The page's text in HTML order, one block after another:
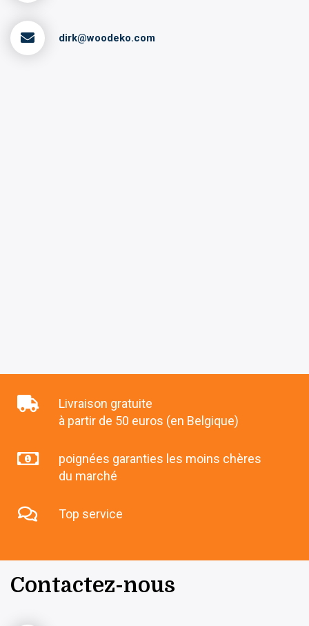
dirk@woodeko.com
Livraison gratuite
à partir de 50 euros (en Belgique)
poignées garanties les moins chères
du marché
Top service
Contactez-nous